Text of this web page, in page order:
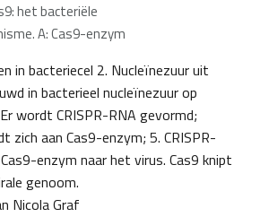
het bacteriële
A: Cas9-enzym
in bacteriecel 2. Nucleïnezuur uit
in bacterieel nucleïnezuur op
wordt CRISPR-RNA gevormd;
zich aan Cas9-enzym; 5. CRISPR-
enzym naar het virus. Cas9 knipt
genoom.
Nicola Graf